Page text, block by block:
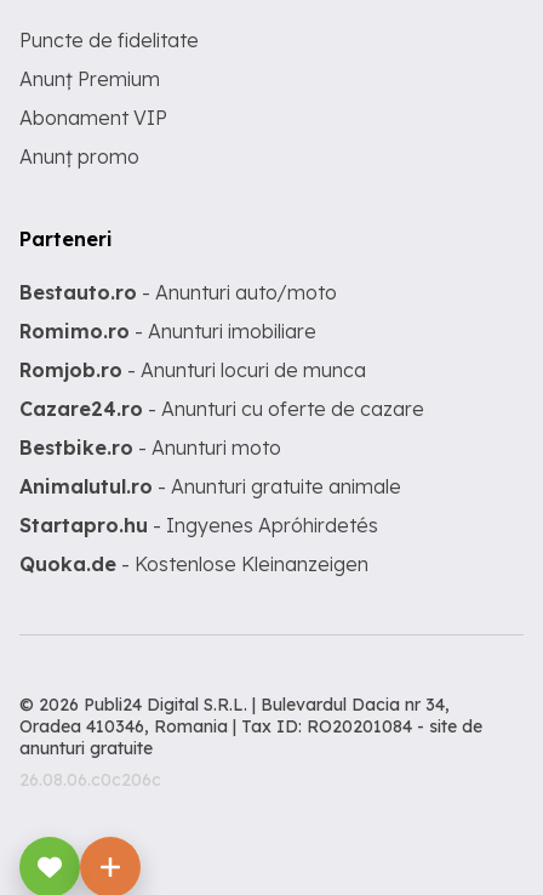
Puncte de fidelitate
Anunț Premium
Abonament VIP
Anunț promo
Parteneri
Bestauto.ro - Anunturi auto/moto
Romimo.ro - Anunturi imobiliare
Romjob.ro - Anunturi locuri de munca
Cazare24.ro - Anunturi cu oferte de cazare
Bestbike.ro - Anunturi moto
Animalutul.ro - Anunturi gratuite animale
Startapro.hu - Ingyenes Apróhirdetés
Quoka.de - Kostenlose Kleinanzeigen
© 2026 Publi24 Digital S.R.L. | Bulevardul Dacia nr 34,
Oradea 410346, Romania | Tax ID: RO20201084 - site de
anunturi gratuite
26.08.06.c0c206c